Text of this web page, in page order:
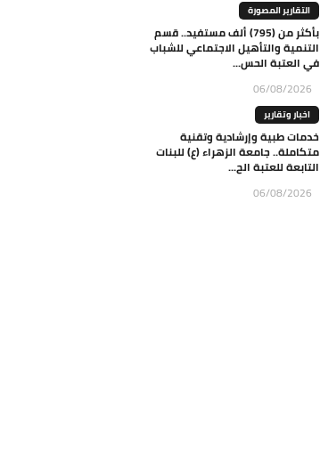
التقارير المصورة
بأكثر من (795) ألف مستفيد.. قسم
التنمية والتأهيل الاجتماعي للشباب
في العتبة الحس...
06/08/2026
اخبار وتقارير
خدمات طبية وإرشادية وتقنية
متكاملة.. جامعة الزهراء (ع) للبنات
التابعة للعتبة الح...
06/08/2026